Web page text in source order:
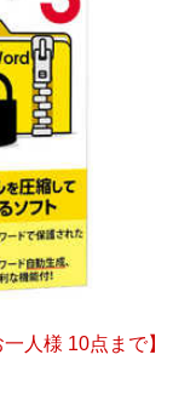
一人様 10点まで】